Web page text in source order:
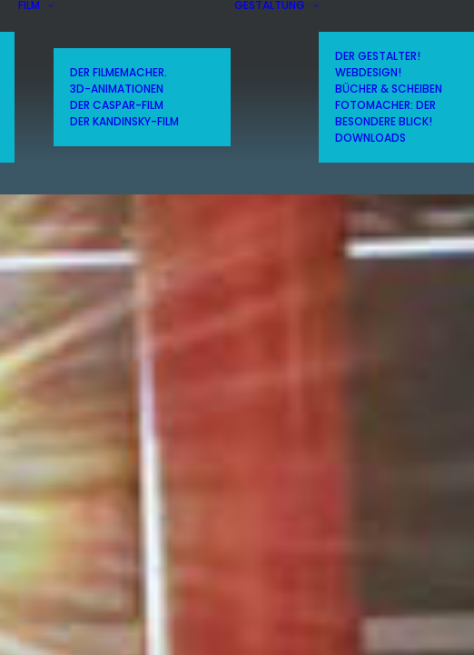
FILM
DER FILMEMACHER.
3D-ANIMATIONEN
DER CASPAR-FILM
DER KANDINSKY-FILM
GESTALTUNG
DER GESTALTER!
WEBDESIGN!
BÜCHER & SCHEIBEN
FOTOMACHER: DER
BESONDERE BLICK!
DOWNLOADS